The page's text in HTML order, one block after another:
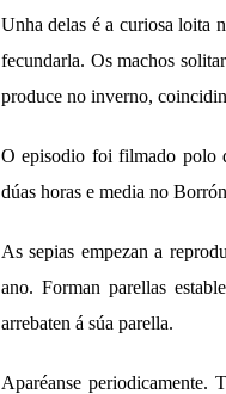
Unha delas é a curiosa loita
fecundarla. Os machos
produce no inverno,
O episodio foi filmado polo
dúas horas e media no
As sepias empezan a
ano. Forman parellas
arrebaten á súa parella.
Aparéanse periodicamente.